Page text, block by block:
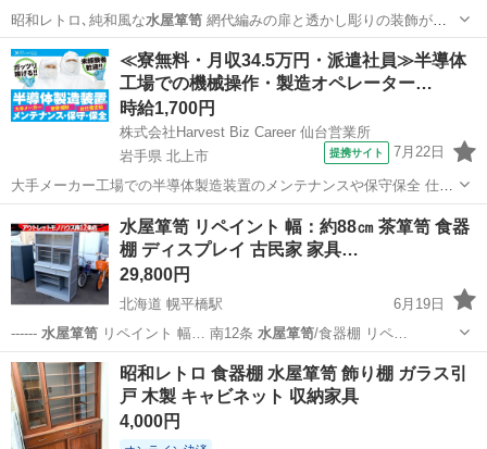
昭和レトロ､純和風な水屋箪笥網代編みの扉と透かし彫りの装飾が
施…
京都 京都市 七条駅 収納家具
≪寮無料・月収34.5万円・派遣社員≫半導体
工場での機械操作・製造オペレーター…
時給1,700円
株式会社Harvest Biz Career 仙台営業所
岩手県 北上市
提携サイト 7月22日
大手メーカー工場での半導体製造装置のメンテナンスや保守保全 仕事
内容 ＼フラッシュメモリの製造を行う工場で半導体製造装置の保守・
点検のお仕事／ 新工場新設に伴い、請負現場の立ち上げを行います！
※立ち上げ時期目安：2...
その他
水屋箪笥 リペイント 幅：約88㎝ 茶箪笥 食器
棚 ディスプレイ 古民家 家具…
29,800円
北海道 幌平橋駅
6月19日
------ 水屋箪笥リペイント 幅… 南12条 水屋箪笥/食器棚 リペ…
北海道 札幌市 幌平橋駅 収納家具 水屋箪笥
昭和レトロ 食器棚 水屋箪笥 飾り棚 ガラス引
戸 木製 キャビネット 収納家具
4,000円